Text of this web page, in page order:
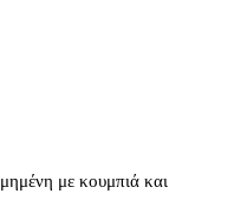
με κουμπιά και